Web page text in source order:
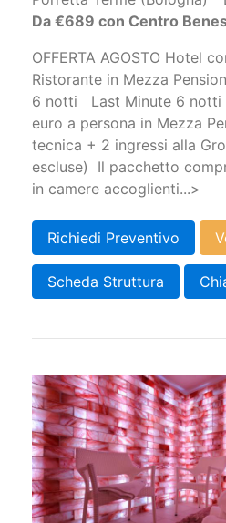
Da €689 con Centro
OFFERTA AGOSTO Hotel
Ristorante in Mezza
6 notti Last Minute 6 notti
euro a persona in Mezza
tecnica + 2 ingressi alla
escluse) Il pacchetto
in camere accoglienti...>
Richiedi Preventivo
Scheda Struttura